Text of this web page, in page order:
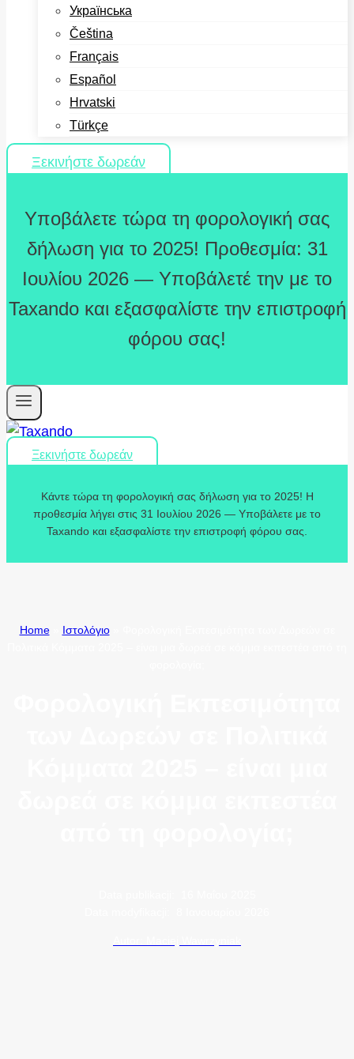
Українська
Čeština
Français
Español
Hrvatski
Türkçe
Ξεκινήστε δωρεάν
Υποβάλετε τώρα τη φορολογική σας
δήλωση για το 2025! Προθεσμία: 31
Ιουλίου 2026 — Υποβάλετέ την με το
Taxando και εξασφαλίστε την επιστροφή
φόρου σας!
Ξεκινήστε δωρεάν
Κάντε τώρα τη φορολογική σας δήλωση για το 2025! Η
προθεσμία λήγει στις 31 Ιουλίου 2026 — Υποβάλετε με το
Taxando και εξασφαλίστε την επιστροφή φόρου σας.
Home» Ιστολόγιο»